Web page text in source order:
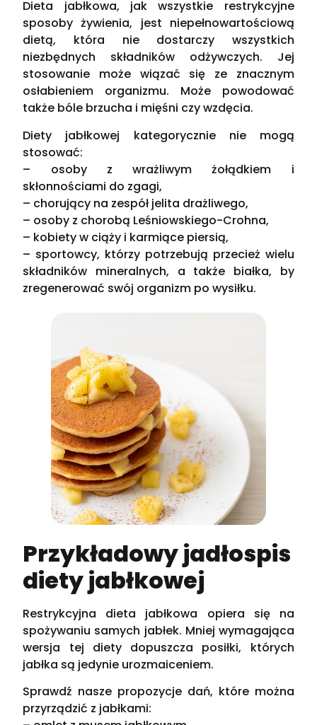
Dieta jabłkowa, jak wszystkie restrykcyjne
sposoby żywienia, jest niepełnowartościową
dietą, która nie dostarczy wszystkich
niezbędnych składników odżywczych. Jej
stosowanie może wiązać się ze znacznym
osłabieniem organizmu. Może powodować
także bóle brzucha i mięśni czy wzdęcia.
Diety jabłkowej kategorycznie nie mogą
stosować:
– osoby z wrażliwym żołądkiem i
skłonnościami do zgagi,
– chorujący na zespół jelita drażliwego,
– osoby z chorobą Leśniowskiego-Crohna,
– kobiety w ciąży i karmiące piersią,
– sportowcy, którzy potrzebują przecież wielu
składników mineralnych, a także białka, by
zregenerować swój organizm po wysiłku.
Przykładowy jadłospis
diety jabłkowej
Restrykcyjna dieta jabłkowa opiera się na
spożywaniu samych jabłek. Mniej wymagająca
wersja tej diety dopuszcza posiłki, których
jabłka są jedynie urozmaiceniem.
Sprawdź nasze propozycje dań, które można
przyrządzić z jabłkami: